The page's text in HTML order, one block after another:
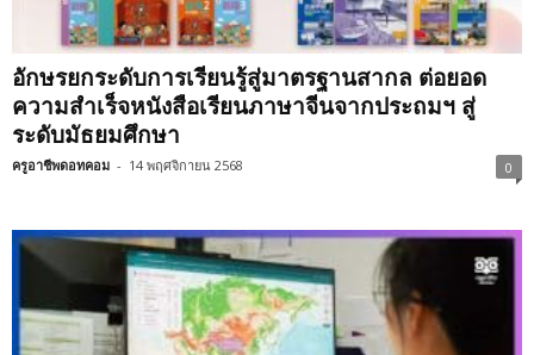
อักษรยกระดับการเรียนรู้สู่มาตรฐานสากล ต่อยอด
ความสำเร็จหนังสือเรียนภาษาจีนจากประถมฯ สู่
ระดับมัธยมศึกษา
ครูอาชีพดอทคอม - 14 พฤศจิกายน 2568 0